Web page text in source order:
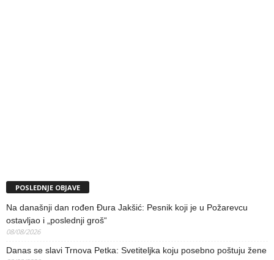
POSLEDNJE OBJAVE
Na današnji dan rođen Đura Jakšić: Pesnik koji je u Požarevcu
ostavljao i „poslednji groš“
08/08/2026
Danas se slavi Trnova Petka: Svetiteljka koju posebno poštuju žene